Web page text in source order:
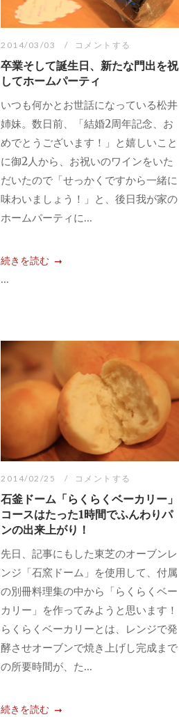
2014/03/03 コメントする
卒業そして誕生日、新たな門出を祝
してホームパーティ
いつも何かとお世話になっている松井
姉妹。数日前、「結婚2周年記念、お
めでとうございます！」と嬉しいこと
に御2人から、お祝いのワインをいた
だいたので「せっかくですから一緒に
味わいましょう！」と、後日我が家の
ホームパーティに...
続きを読む
...
2014/02/25 コメントする
石釜ドーム「らくらくベーカリー」
コースはたった1時間でふんわりパ
ンの出来上がり！
先日、記事にもした東芝のオーブンレ
ンジ「石窯ドーム」を使用して、付属
の別冊料理集の中から「らくらくベー
カリー」を作ってみようと思います！
らくらくベーカリーとは、レンジで発
酵させオーブンで焼き上げし完成まで
の所要時間が、た...
続きを読む